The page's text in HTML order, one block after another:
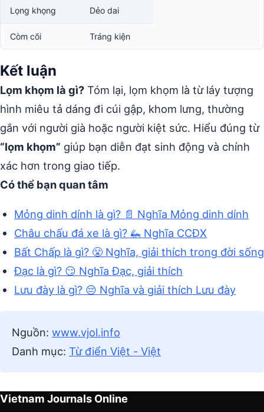
Lọng khọng Dẻo dai
Còm cõi Tráng kiện
Kết luận
Lọm khọm là gì? Tóm lại, lọm khọm là từ láy tượng
hình miêu tả dáng đi cúi gập, khom lưng, thường
gắn với người già hoặc người kiệt sức. Hiểu đúng từ
“lọm khọm” giúp bạn diễn đạt sinh động và chính
xác hơn trong giao tiếp.
Có thể bạn quan tâm
Mỏng dinh dính là gì? 📄 Nghĩa Mỏng dinh dính
Châu chấu đá xe là gì? 🦗 Nghĩa CCĐX
Bất Chấp là gì? 😤 Nghĩa, giải thích trong đời sống
Đạc là gì? 😏 Nghĩa Đạc, giải thích
Lưu đày là gì? 😔 Nghĩa và giải thích Lưu đày
Nguồn: www.vjol.info
Danh mục: Từ điển Việt - Việt
Vietnam Journals Online